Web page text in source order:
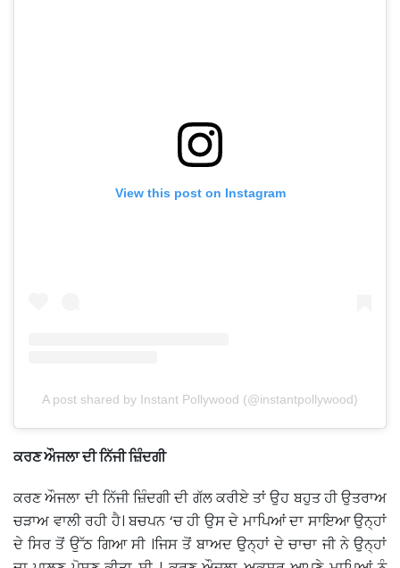
View this post on Instagram
A post shared by Instant Pollywood (@instantpollywood)
ਕਰਣ ਔਜਲਾ ਦੀ ਨਿੱਜੀ ਜ਼ਿੰਦਗੀ
ਕਰਣ ਔਜਲਾ ਦੀ ਨਿੱਜੀ ਜ਼ਿੰਦਗੀ ਦੀ ਗੱਲ ਕਰੀਏ ਤਾਂ ਉਹ ਬਹੁਤ ਹੀ ਉਤਰਾਅ
ਚੜਾਅ ਵਾਲੀ ਰਹੀ ਹੈ। ਬਚਪਨ ‘ਚ ਹੀ ਉਸ ਦੇ ਮਾਪਿਆਂ ਦਾ ਸਾਇਆ ਉਨ੍ਹਾਂ
ਦੇ ਸਿਰ ਤੋਂ ਉੱਠ ਗਿਆ ਸੀ ।ਜਿਸ ਤੋਂ ਬਾਅਦ ਉਨ੍ਹਾਂ ਦੇ ਚਾਚਾ ਜੀ ਨੇ ਉਨ੍ਹਾਂ